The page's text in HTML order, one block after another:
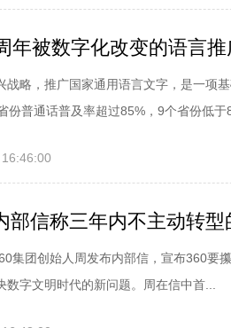
年被数字化改变的语言
战略，推广国家通用语言文字，是一项
普通话普及率超过85%，9个省份低于
部信称三年内不主动转
集团创始人周发布内部信，宣布360要
数字文明时代的新问题。周在信中首...